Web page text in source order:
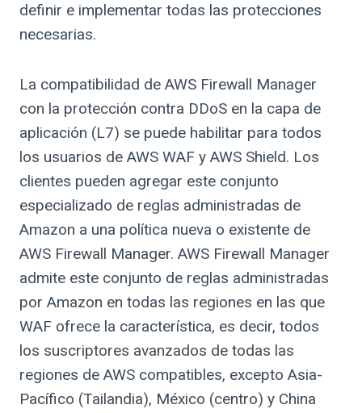
definir e implementar todas las protecciones
necesarias.
La compatibilidad de AWS Firewall Manager
con la protección contra DDoS en la capa de
aplicación (L7) se puede habilitar para todos
los usuarios de AWS WAF y AWS Shield. Los
clientes pueden agregar este conjunto
especializado de reglas administradas de
Amazon a una política nueva o existente de
AWS Firewall Manager. AWS Firewall Manager
admite este conjunto de reglas administradas
por Amazon en todas las regiones en las que
WAF ofrece la característica, es decir, todos
los suscriptores avanzados de todas las
regiones de AWS compatibles, excepto Asia-
Pacífico (Tailandia), México (centro) y China